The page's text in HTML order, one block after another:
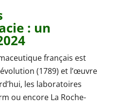
: un
français est
(1789) et l’œuvre
les laboratoires
ou encore La Roche-